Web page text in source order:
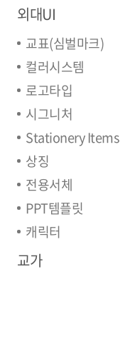
외대UI
교표(심벌마크)
컬러시스템
로고타입
시그니처
Stationery Items
상징
전용서체
PPT템플릿
캐릭터
교가